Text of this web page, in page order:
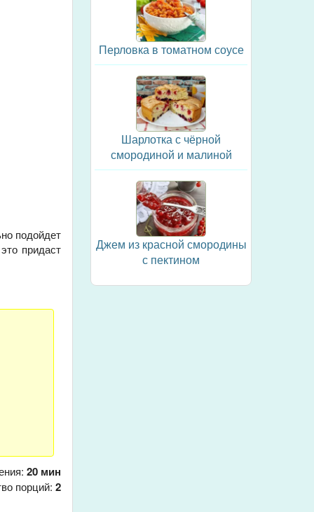
подойдет
придаст
20 мин
порций: 2
Перловка в томатном соусе
Шарлотка с чёрной
смородиной и малиной
Джем из красной смородины
с пектином